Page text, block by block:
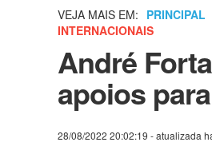
VEJA MAIS EM: PRINCIPAL
INTERNACIONAIS
André
apoios
28/08/2022 20:02:19 - atualizada